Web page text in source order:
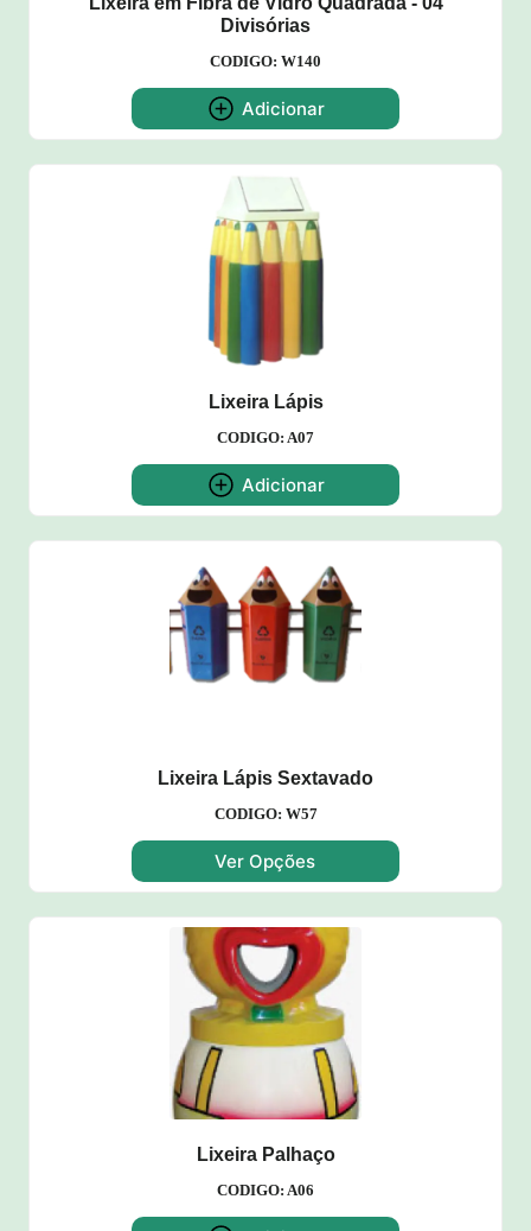
Divisórias
CODIGO: W140
Adicionar
Lixeira Lápis
CODIGO: A07
Adicionar
Lixeira Lápis Sextavado
CODIGO: W57
Ver Opções
Lixeira Palhaço
CODIGO: A06